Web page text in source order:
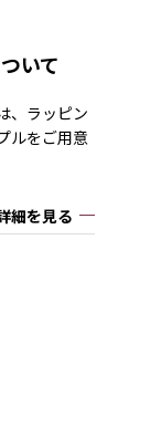
いて
、ラッピン
ルをご用意
細を見る